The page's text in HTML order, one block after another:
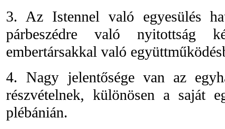
3. Az Istennel való egyesülés
párbeszédre való nyitottság
embertársakkal való
4. Nagy jelentősége van az
részvételnek, különösen a saját
plébánián.